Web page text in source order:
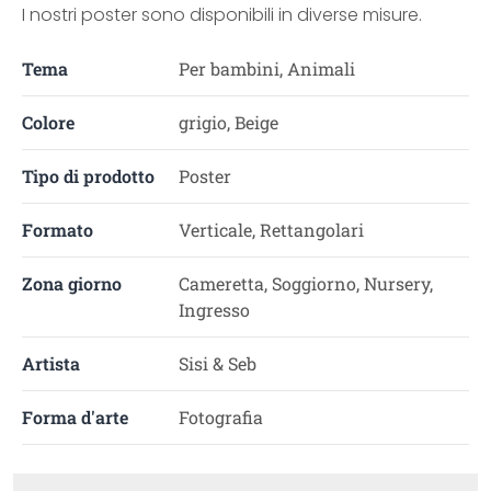
I nostri poster sono disponibili in diverse misure.
Tema Per bambini, Animali
Colore grigio, Beige
Tipo di prodotto Poster
Formato Verticale, Rettangolari
Zona giorno
Cameretta, Soggiorno, Nursery,
Ingresso
Artista Sisi & Seb
Forma d'arte Fotografia